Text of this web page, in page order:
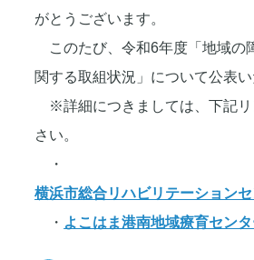
がとうございます。
このたび、令和6年度「地域の
関する取組状況」について公表い
※詳細につきましては、下記リ
さい。
・
横浜市総合リハビリテーション
・ よこはま港南地域療育セン